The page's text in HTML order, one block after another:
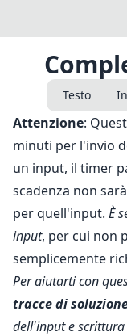
Testo
Attenzione:
minuti per l'invio
un input, il timer
scadenza non
per quell'input. È
input, per cui non
semplicemente
Per aiutarti con
tracce di
dell'input e